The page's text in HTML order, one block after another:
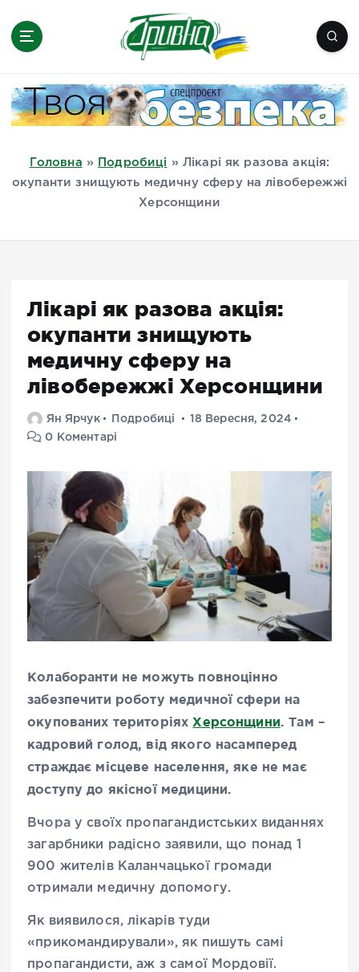
Миколаїв, Одеса, Мелітополь
Головна » Подробиці » Лікарі як разова акція:
окупанти знищують медичну сферу на лівобережжі
Херсонщини
Лікарі як разова акція:
окупанти знищують
медичну сферу на
лівобережжі Херсонщини
Ян Ярчук Подробиці
18 Вересня, 2024
0 Коментарі
Колаборанти не можуть повноцінно
забезпечити роботу медичної сфери на
окупованих територіях Херсонщини. Там –
кадровий голод, від якого насамперед
страждає місцеве населення, яке не має
доступу до якісної медицини.
Вчора у своїх пропагандистських виданнях
загарбники радісно заявили, що понад 1
900 жителів Каланчацької громади
отримали медичну допомогу.
Як виявилося, лікарів туди
«прикомандирували», як пишуть самі
пропагандисти, аж з самої Мордовії.